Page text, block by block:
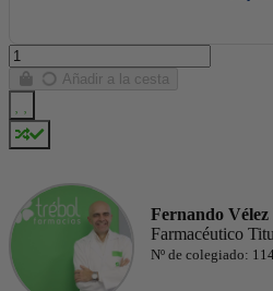
Añadir a la cesta
Fernando Vélez
Farmacéutico
Nº de colegiado: